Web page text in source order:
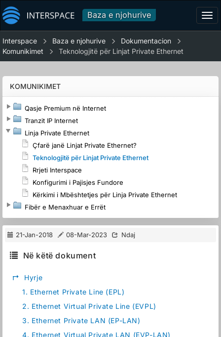
Baza e njohurive
Interspace Baza e njohurive
Dokumentacion
Komunikimet
Teknologjitë për Linjat Private Ethernet
KOMUNIKIMET
Qasje Premium në Internet
Tranzit IP Internet
Linja Private Ethernet
Çfarë janë Linjat Private Ethernet?
Teknologjitë për Linjat Private Ethernet
Rrjeti Interspace
Konfigurimi i Pajisjes Fundore
Kërkimi i Mbështetjes për Linja Private Ethernet
Fibër e Menaxhuar e Errët
21-Jan-2018 08-Mar-2023 Ndaj
Në këtë dokument
↱
Hyrje
1. Ethernet Private Line (EPL)
2. Ethernet Virtual Private Line (EVPL)
3. Ethernet Private LAN (EP-LAN)
4. Ethernet Virtual Private LAN (EVP-LAN)